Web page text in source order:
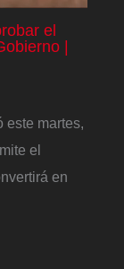
el
|
este martes,
el
en